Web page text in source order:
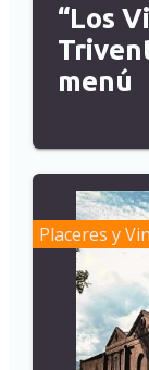
“Los
menú
Placeres y